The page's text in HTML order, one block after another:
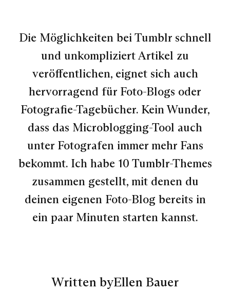
Die Möglichkeiten bei Tumblr schnell
und unkompliziert Artikel zu
veröffentlichen, eignet sich auch
hervorragend für Foto-Blogs oder
Fotografie-Tagebücher. Kein Wunder,
dass das Microblogging-Tool auch
unter Fotografen immer mehr Fans
bekommt. Ich habe 10 Tumblr-Themes
zusammen gestellt, mit denen du
deinen eigenen Foto-Blog bereits in
ein paar Minuten starten kannst.
Written byEllen Bauer